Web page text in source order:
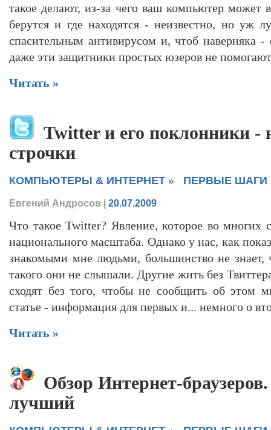
такое делают, из-за чего ваш компьютер может
берутся и где находятся - неизвестно, но уж
спасительным антивирусом и, чтоб наверняка
даже эти защитники простых юзеров не
Читать »
Twitter и его поклонники -
строчки
КОМПЬЮТЕРЫ & ИНТЕРНЕТ » ПЕРВЫЕ ШАГИ
Евгений Андросов | 20.07.2009
Что такое Twitter? Явление, которое во многих
национального масштаба. Однако у нас, как
знакомыми мне людьми, большинство не знает,
такого они не слышали. Другие жить без
сходят без того, чтобы не сообщить об этом
статье - информация для первых и... немного о
Читать »
Обзор Интернет-
лучший